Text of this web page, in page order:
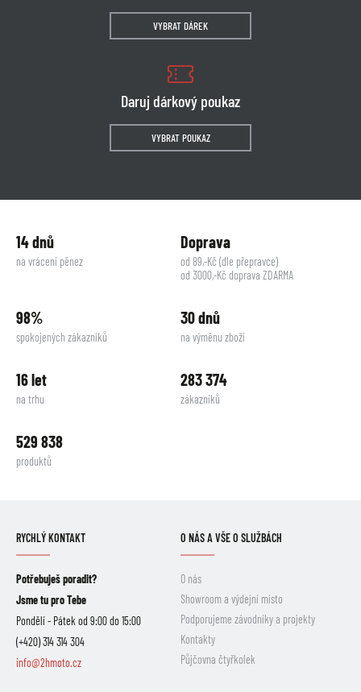
VYBRAT DÁREK
Daruj dárkový poukaz
VYBRAT POUKAZ
14 dnů
na vrácení pěnez
Doprava
od 89,-Kč (dle přepravce)
od 3000,-Kč doprava ZDARMA
98%
spokojených zákazníků
30 dnů
na výměnu zboží
16 let
na trhu
283 374
zákazníků
529 838
produktů
RYCHLÝ KONTAKT
Potřebuješ poradit?
Jsme tu pro Tebe
Pondělí - Pátek od 9:00 do 15:00
(+420) 314 314 304
info@2hmoto.cz
O NÁS A VŠE O SLUŽBÁCH
O nás
Showroom a výdejní místo
Podporujeme závodníky a projekty
Kontakty
Půjčovna čtyřkolek